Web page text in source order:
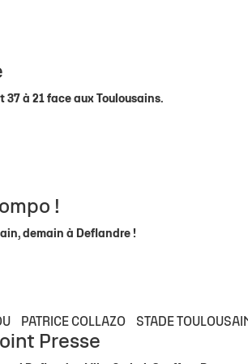
à 21 face aux Toulousains.
!
demain à Deflandre !
PATRICE COLLAZO STADE
Presse